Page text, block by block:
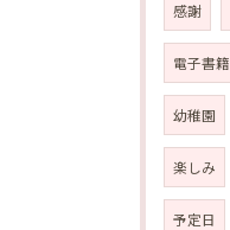
感謝
電子書籍
幼稚園
楽しみ
予定日